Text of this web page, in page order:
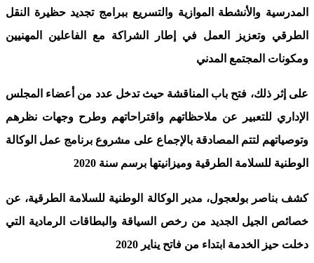
المدرسية والأنشطة الموازية والتسريع ببرامج تجديد حظيرة النقل
الطرقي وتعزيز العمل في إطار الشراكة مع الفاعلين المهنيين
ومكونات المجتمع المدني
على إثر ذلك، فتح باب المناقشة حيث تدخل عدد من أعضاء المجلس
الإداري للتعبير عن ملاحظاتهم واقتراحاتهم وطرح وجهات نظرهم
وتوصياتهم لتتم المصادقة بالإجماع على مشروع برنامج عمل الوكالة
الوطنية للسلامة الطرقية وميزانيتها برسم سنة 2020
كشف بناصر بولعجول، مدير الوكالة الوطنية للسلامة الطرقية، عن
خصائص الجيل الجديد من رخص السياقة والبطاقات الرمادية التي
دخلت حيز الخدمة ابتداء من فاتح يناير 2020